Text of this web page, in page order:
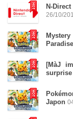
N-
26/10/
[MàJ
surprise
Japon